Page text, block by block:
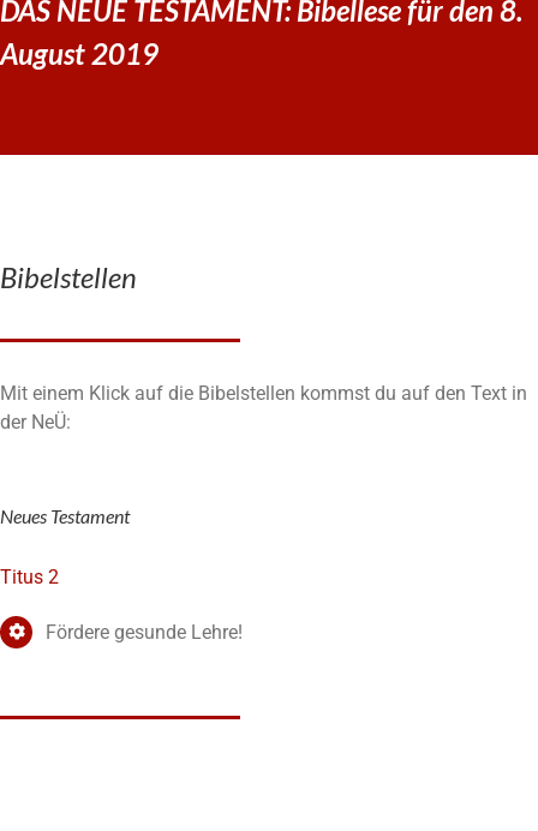
DAS NEUE TESTAMENT: Bibellese für den 8.
August 2019
Bibelstellen
Mit einem Klick auf die Bibelstellen kommst du auf den Text in
der NeÜ:
Neues Testament
Titus 2
Fördere gesunde Lehre!